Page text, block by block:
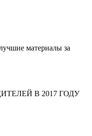
материалы за
В 2017 ГОДУ